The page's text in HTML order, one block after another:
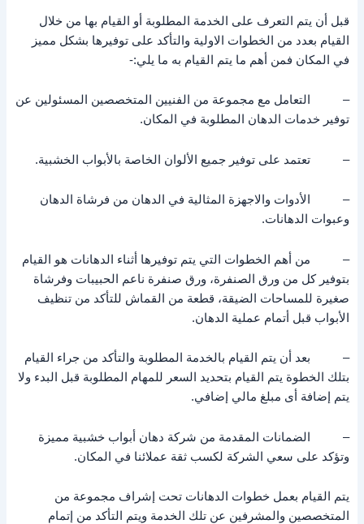
قبل أن يتم التعرف على الخدمة المطلوبة أو القيام بها من خلال
القيام بعدد من الخطوات الاولية والتأكد على توفيرها بشكل مميز
في المكان فمن أهم ما يتم القيام به ما يلي:-
– التعامل مع مجموعة من الفنيين المتخصصين المسئولين عن
توفير خدمات الدهان المطلوبة في المكان.
– تعتمد على توفير جميع الألوان الخاصة بالأبواب الخشبية.
– الأدوات والاجهزة المثالية في الدهان من فرشاة الدهان
وعبوات الدهانات.
– من أهم الخطوات التي يتم توفيرها أثناء الدهانات هو القيام
بتوفير كل من ورق الصنفرة، ورق صنفرة ناعم الحبيبات وفرشاة
صغيرة للمساحات الضيقة، قطعة من القماش للتأكد من تنظيف
الأبواب قبل أتمام عملية الدهان.
– بعد أن يتم القيام بالخدمة المطلوبة والتأكد من جراء القيام
بتلك الخطوة يتم القيام بتحديد السعر للمهام المطلوبة قبل البدء ولا
يتم إضافة أى مبلغ مالي إضافي.
– الضمانات المقدمة من شركة دهان أبواب خشبية مميزة
وتؤكد على سعي الشركة لكسب ثقة عملائنا في المكان.
يتم القيام بعمل خطوات الدهانات تحت إشراف مجموعة من
المتخصصين والمشرفين عن تلك الخدمة ويتم التأكد من إتمام